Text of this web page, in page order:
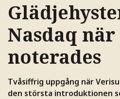
Nasdaq
noterades
Tvåsiffrig uppgång när
den största introduktionen